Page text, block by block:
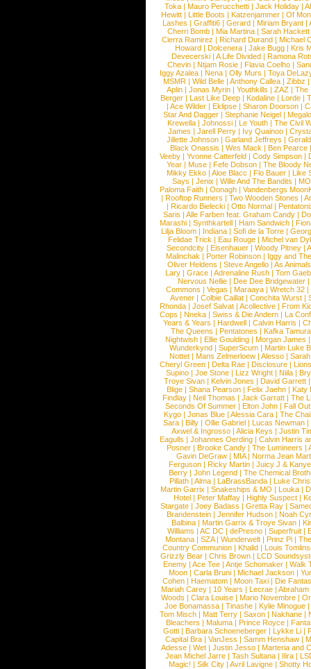
Toka | Mauro Perucchetti | Jack Holiday |
Hewitt |Little Boots |Katzenjammer |Of
Lashes |Graffiti6 |Gerard |Miriam Bryant |
Cherri Bomb | Mia Martina | Sarah Hackett
Cierra Ramirez | Richard Durand | Michael
Howard |Dolcenera |Jake Bugg |Kris
Devecerski |A Life Divided |Ramona
Chevin |Ntjam Rosie |Flavia Coelho |
Iggy Azalea | Nena | Olly Murs | Toya
MSMR |Wild Belle |Anthony Callea |Zibbz
Aplin | Jonas Myrin | Youthkills | ZAZ | The
Berger |Last Like Deep |Kodaline |Lorde |
|Ace Wilder |Eklipse |Sharon Doorson |
Star And Dagger | Stephanie Neigel |
Krewella | Johnossi | Le Youth | The Civil
James | Jarell Perry | Ivy Quainoo |
Jillette Johnson | Garland Jeffreys |
Black Onassis | Wes Mack | Ben Pearce
Veeby | Yvonne Catterfeld | Cody Simpson |
Year |Muse |Fefe Dobson |The Bloody
Mikky Ekko | Aloe Blacc | Flo Bauer | Like
Says | Jenix | Wille And The Bandits | MO
Paloma Faith |Oonagh |Vandenbergs
|Rooftop Runners |Two Wooden Stones |
| Ricardo Bielecki | Otto Normal |
Saris | Alle Farben feat. Graham Candy |
Marashi | Synthkartell | Ham Sandwich |
Lilja Bloom | Indiana | Sofi de la Torre |
Felidae Trick | Eau Rouge | Michel van
Secondcity |Eisenhauer |Woody Pitney |
Malinchak |Porter Robinson | Iggy and
Oliver Heldens |Steve Angello |As Animals
Lary | Grace | Adrenaline Rush | Tom
Nervous Nellie | Dee Dee Bridgewater |
Commons |Vegas |Maraaya |Wretch 32 |
Avener | Colbie Caillat | Conchita Wurst |
Rhonda | Josef Salvat | Acollective | From
Cops | Nneka | Swiss & Die Andern | La
Years & Years |Hardwell |Calvin Harris |
The Queens | Pentatones | Kafka Tamura
Nightwish |Ellie Goulding |Morgan James
Wunderkynd | SuperScum | Martin Luke
Nottet |Mans Zelmerloew |Alesso |
Cheryl Green |Delta Rae |Disclosure |
Supino |Joe Stone |Lizz Wright |Niila |
Troye Sivan | Kelvin Jones | David Garrett
Blige | Shana Pearson | Felix Jaehn | Katy
Findlay |Neil Thomas |Jack Garratt |The
Seconds Of Summer |Elton John |Fall
Kygo |Jonas Blue |Alessia Cara |The
Sara |Billy |Ollie Gabriel |Lucas Newman |
Axwel & Ingrosso | Alicia Keys | Justin
Eagulls |Johannes Oerding |Calvin Harris
Posner |Brooke Candy |The Lumineers |
Gavin DeGraw | MIA| Norma Jean
Ferguson | Ricky Martin | Juicy J &
Berry | John Legend | The Chemical
Pillath |Alma |LaBrassBanda |Luke
Martin Garrix | Snakeships & MO | Louka |
Hotel | Peter Maffay | Highly Suspect |
Stargate |Joey Badass |Gretta Ray |
Brandenstein |Jennifer Hudson |Noah
Balbina | Martin Garrix & Troye Sivan |
Williams |AC DC |dePresno |Superfruit |
Montana |SZA|Wunderwelt |Prinz Pi |
Country Communion | Khalid | Louis
Grizzly Bear | Chris Brown | LCD
Enemy | Ace Tee | Antje Schomaker | Walk
Moon |Carla Bruni |Michael Jackson |
Cohen |Haematom |Moon Taxi |Die
Mariah Carey | 10 Years | Lecrae | Abraham
Woods |Clara Louise |Mario Novembre |
Joe Bonamassa | Tinashe | Kylie Minogue |
Tom Misch |Matt Terry |Saxon |Nakhane |
Bleachers | Maluma | Prince Royce |
Gotti |Barbara Schoeneberger |Lykke Li |
Capital Bra |VanJess |Samm Henshaw |
Adesse |Wet |Justin Jesso |Marteria and
Jean Michel Jarre |Tash Sultana | Ilira |
Magic! | Silk City | Avril Lavigne | Shotty